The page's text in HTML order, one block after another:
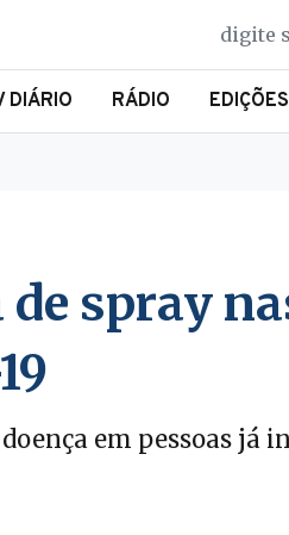
DIÁRIO RÁDIO EDIÇÕES
spray
em pessoas já